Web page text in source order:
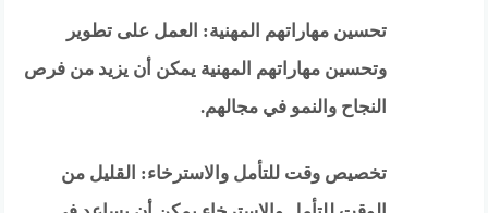
تحسين مهاراتهم المهنية: العمل على تطوير
وتحسين مهاراتهم المهنية يمكن أن يزيد من فرص
النجاح والنمو في مجالهم.
تخصيص وقت للتأمل والاسترخاء: القليل من